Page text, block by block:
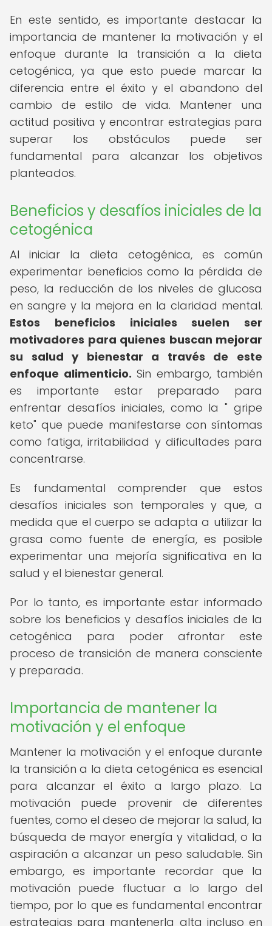
En este sentido, es importante destacar la
importancia de mantener la motivación y el
enfoque durante la transición a la dieta
cetogénica, ya que esto puede marcar la
diferencia entre el éxito y el abandono del
cambio de estilo de vida. Mantener una
actitud positiva y encontrar estrategias para
superar los obstáculos puede ser
fundamental para alcanzar los objetivos
planteados.
Beneficios y desafíos iniciales de la
cetogénica
Al iniciar la dieta cetogénica, es común
experimentar beneficios como la pérdida de
peso, la reducción de los niveles de glucosa
en sangre y la mejora en la claridad mental.
Estos beneficios iniciales suelen ser
motivadores para quienes buscan mejorar
su salud y bienestar a través de este
enfoque alimenticio. Sin embargo, también
es importante estar preparado para
enfrentar desafíos iniciales, como la " gripe
keto" que puede manifestarse con síntomas
como fatiga, irritabilidad y dificultades para
concentrarse.
Es fundamental comprender que estos
desafíos iniciales son temporales y que, a
medida que el cuerpo se adapta a utilizar la
grasa como fuente de energía, es posible
experimentar una mejoría significativa en la
salud y el bienestar general.
Por lo tanto, es importante estar informado
sobre los beneficios y desafíos iniciales de la
cetogénica para poder afrontar este
proceso de transición de manera consciente
y preparada.
Importancia de mantener la
motivación y el enfoque
Mantener la motivación y el enfoque durante
la transición a la dieta cetogénica es esencial
para alcanzar el éxito a largo plazo. La
motivación puede provenir de diferentes
fuentes, como el deseo de mejorar la salud, la
búsqueda de mayor energía y vitalidad, o la
aspiración a alcanzar un peso saludable. Sin
embargo, es importante recordar que la
motivación puede fluctuar a lo largo del
tiempo, por lo que es fundamental encontrar
estrategias para mantenerla alta incluso en